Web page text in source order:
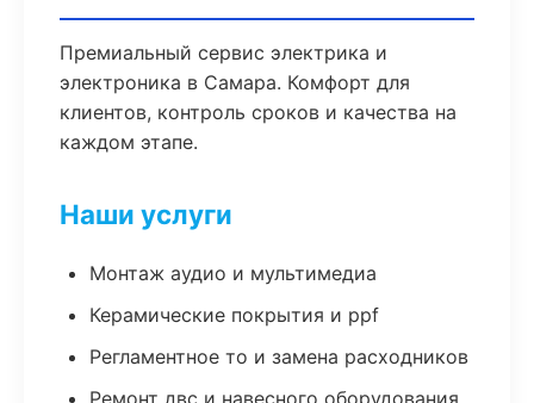
Премиальный сервис электрика и
электроника в Самара. Комфорт для
клиентов, контроль сроков и качества на
каждом этапе.
Наши услуги
Монтаж аудио и мультимедиа
Керамические покрытия и ppf
Регламентное то и замена расходников
Ремонт двс и навесного оборудования